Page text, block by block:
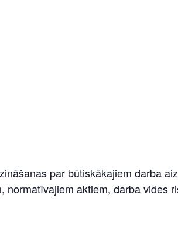
par būtiskākajiem darba
aktiem, darba vides